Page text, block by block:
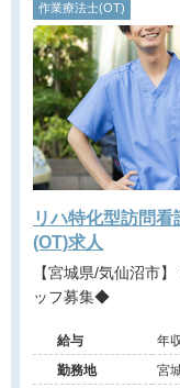
作業療法士(OT)
リハ特化型訪問
(OT)求人
【宮城県/気仙沼市】 ◆訪問看護ステーション◆リハビリスタ
ッフ募集◆
給与
勤務地
宮